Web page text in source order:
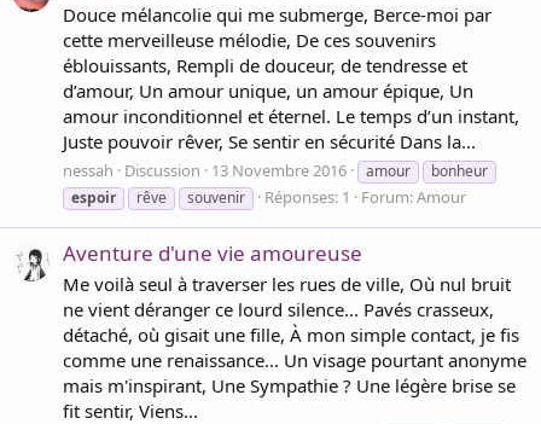
Douce mélancolie qui me submerge, Berce-moi par
cette merveilleuse mélodie, De ces souvenirs
éblouissants, Rempli de douceur, de tendresse et
d’amour, Un amour unique, un amour épique, Un
amour inconditionnel et éternel. Le temps d’un instant,
Juste pouvoir rêver, Se sentir en sécurité Dans la...
nessah Discussion 13 Novembre 2016 amour
bonheur
espoir
rêve souvenir Réponses: 1 Forum:Amour
Aventure d'une vie amoureuse
Me voilà seul à traverser les rues de ville, Où nul bruit
ne vient déranger ce lourd silence... Pavés crasseux,
détaché, où gisait une fille, À mon simple contact, je fis
comme une renaissance... Un visage pourtant anonyme
mais m'inspirant, Une Sympathie ? Une légère brise se
fit sentir, Viens...